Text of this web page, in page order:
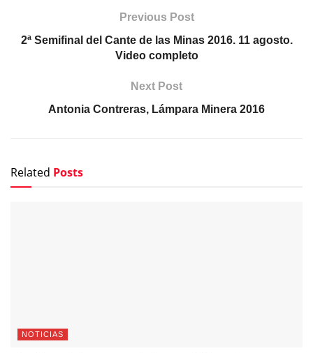
Previous Post
2ª Semifinal del Cante de las Minas 2016. 11 agosto.
Video completo
Next Post
Antonia Contreras, Lámpara Minera 2016
Related Posts
NOTICIAS